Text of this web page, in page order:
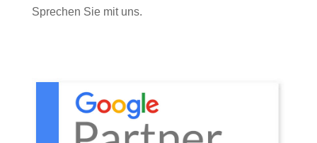
Sprechen Sie mit uns.